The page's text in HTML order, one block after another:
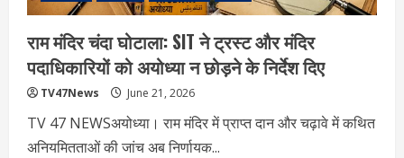
राम मंदिर चंदा घोटाला: SIT ने ट्रस्ट और मंदिर
पदाधिकारियों को अयोध्या न छोड़ने के निर्देश दिए
TV47News June 21, 2026
TV 47 NEWSअयोध्या। राम मंदिर में प्राप्त दान और चढ़ावे में कथित
अनियमितताओं की जांच अब निर्णायक...